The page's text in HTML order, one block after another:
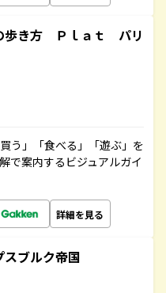
歩き方 Ｐｌａｔ パリ
う」「食べる」「遊ぶ」を
で案内するビジュアルガイ
詳細を見る
ブルク帝国